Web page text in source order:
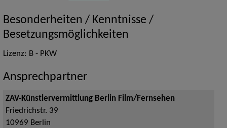
Besonderheiten / Kenntnisse /
Besetzungsmöglichkeiten
Lizenz: B - PKW
Ansprechpartner
ZAV-Künstlervermittlung Berlin Film/Fernsehen
Friedrichstr. 39
10969 Berlin